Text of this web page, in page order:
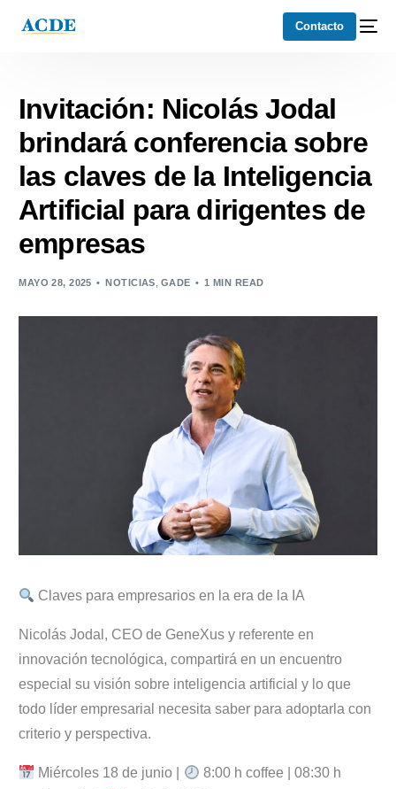
Contacto
Invitación: Nicolás Jodal
brindará conferencia sobre
las claves de la Inteligencia
Artificial para dirigentes de
empresas
MAYO 28, 2025 NOTICIAS GADE 1 MIN READ
Claves para empresarios en la era de la IA
Nicolás Jodal, CEO de GeneXus y referente en
innovación tecnológica, compartirá en un encuentro
especial su visión sobre inteligencia artificial y lo que
todo líder empresarial necesita saber para adoptarla con
criterio y perspectiva.
Miércoles 18 de junio |
8:00 h coffee | 08:30 h